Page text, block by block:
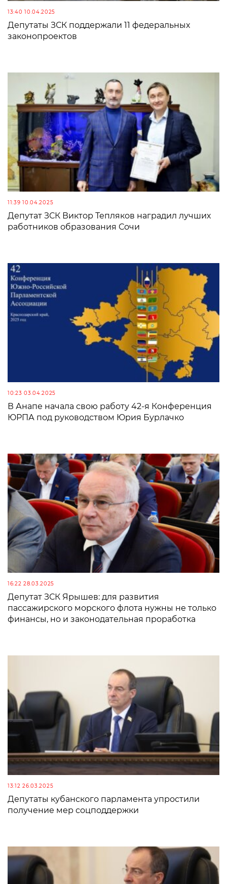
13:40 10.04.2025
Депутаты ЗСК поддержали 11 федеральных
законопроектов
11:39 10.04.2025
Депутат ЗСК Виктор Тепляков наградил лучших
работников образования Сочи
10:23 03.04.2025
В Анапе начала свою работу 42-я Конференция
ЮРПА под руководством Юрия Бурлачко
16:22 28.03.2025
Депутат ЗСК Ярышев: для развития
пассажирского морского флота нужны не только
финансы, но и законодательная проработка
13:12 26.03.2025
Депутаты кубанского парламента упростили
получение мер соцподдержки